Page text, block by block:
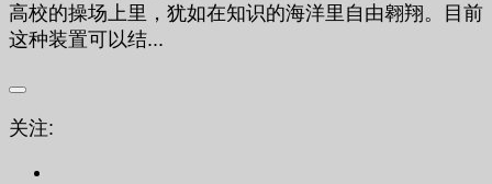
高校的操场上里，犹如在知识的海洋里自由翱翔。目前
这种装置可以结...
关注: